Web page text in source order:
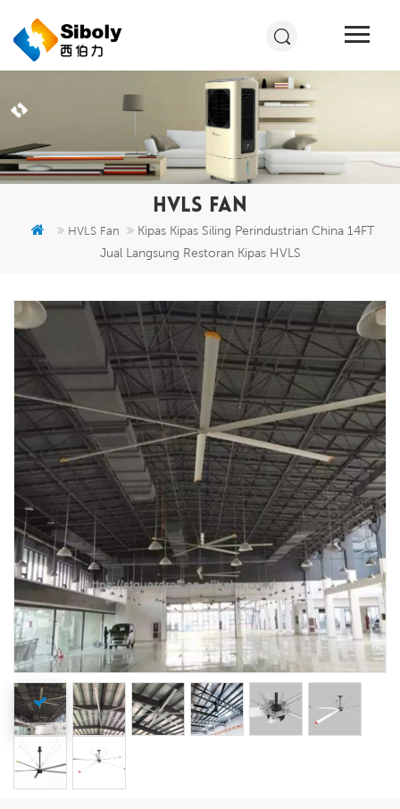
HVLS FAN
HVLS Fan
Kipas Kipas Siling Perindustrian China 14FT
Jual Langsung Restoran Kipas HVLS